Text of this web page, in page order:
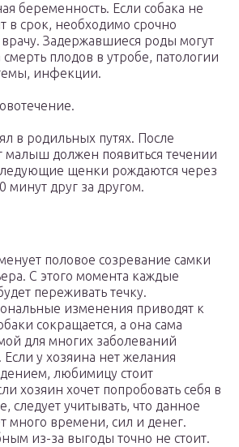
беременность. Если собака не
в срок, необходимо срочно
врачу. Задержавшиеся роды могут
смерть плодов в утробе, патологии
инфекции.
в родильных путях. После
малыш должен появиться течении
щенки рождаются через
минут друг за другом.
половое созревание самки
С этого момента каждые
переживать течку.
изменения приводят к
сокращается, а она сама
для многих заболеваний
у хозяина нет желания
любимицу стоит
хозяин хочет попробовать себя в
следует учитывать, что данное
много времени, сил и денег.
из-за выгоды точно не стоит.